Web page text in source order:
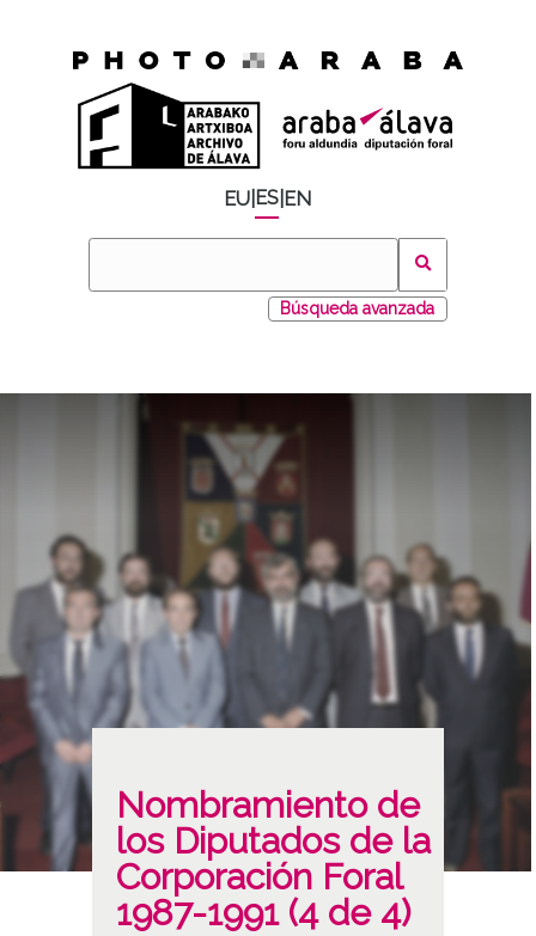
EU ES EN
Búsqueda avanzada
Nombramiento de
los Diputados de la
Corporación Foral
1987-1991 (4 de 4)